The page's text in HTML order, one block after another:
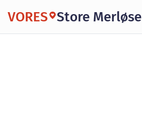
VORES Store Merløse